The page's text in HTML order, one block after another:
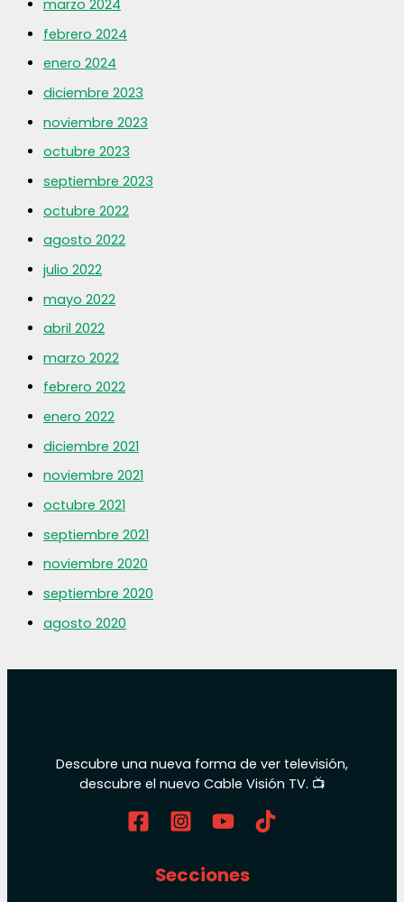
marzo 2024
febrero 2024
enero 2024
diciembre 2023
noviembre 2023
octubre 2023
septiembre 2023
octubre 2022
agosto 2022
julio 2022
mayo 2022
abril 2022
marzo 2022
febrero 2022
enero 2022
diciembre 2021
noviembre 2021
octubre 2021
septiembre 2021
noviembre 2020
septiembre 2020
agosto 2020
Descubre una nueva forma de ver televisión,
descubre el nuevo Cable Visión TV. 📺
Secciones